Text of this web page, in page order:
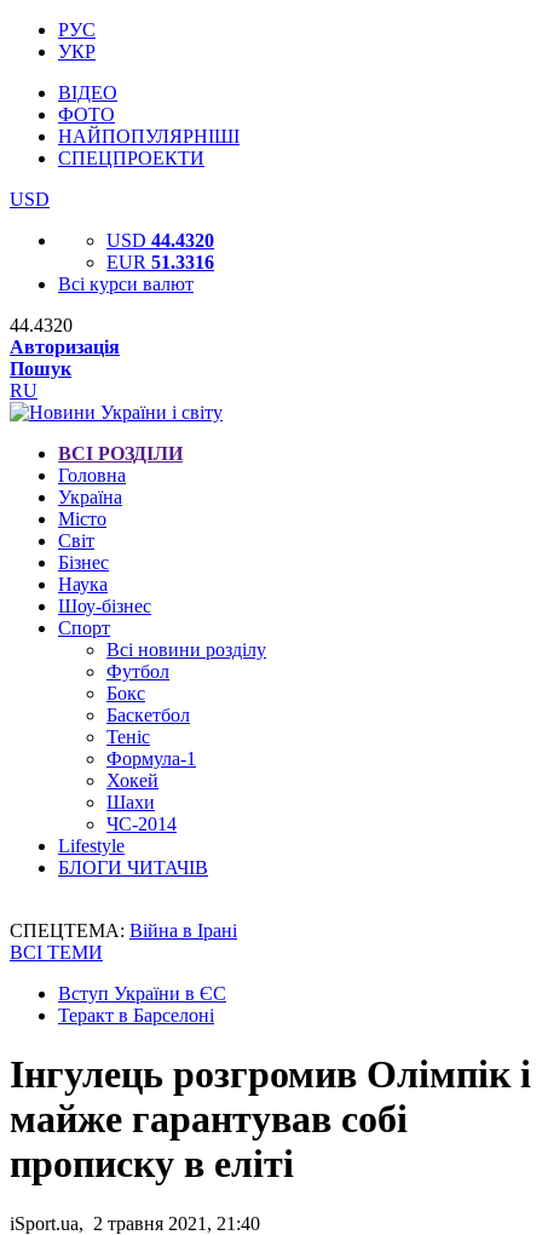
РУС
УКР
ВІДЕО
ФОТО
НАЙПОПУЛЯРНІШІ
СПЕЦПРОЕКТИ
USD
USD 44.4320
EUR 51.3316
Всі курси валют
44.4320
Авторизація
Пошук
RU
ВСІ РОЗДІЛИ
Головна
Україна
Місто
Світ
Бізнес
Наука
Шоу-бізнес
Спорт
Всі новини розділу
Футбол
Бокс
Баскетбол
Теніс
Формула-1
Хокей
Шахи
ЧС-2014
Lifestyle
БЛОГИ ЧИТАЧІВ
СПЕЦТЕМА: Війна в Ірані
ВСІ ТЕМИ
Вступ України в ЄС
Теракт в Барселоні
Інгулець розгромив Олімпік і
майже гарантував собі
прописку в еліті
iSport.ua, 2 травня 2021, 21:40